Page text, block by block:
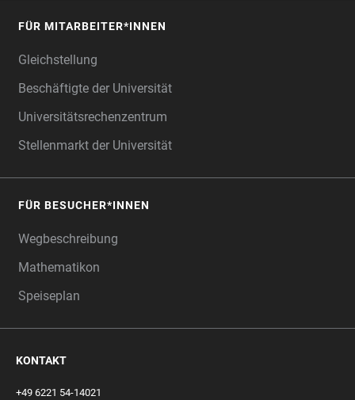
FÜR MITARBEITER*INNEN
Gleichstellung
Beschäftigte der Universität
Universitätsrechenzentrum
Stellenmarkt der Universität
FÜR BESUCHER*INNEN
Wegbeschreibung
Mathematikon
Speiseplan
KONTAKT
+49 6221 54-14021